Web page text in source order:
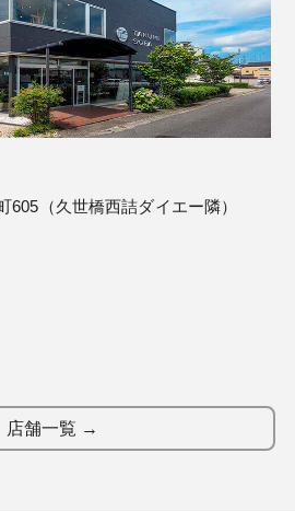
605（久世橋西詰ダイエー隣）
店舗一覧 →